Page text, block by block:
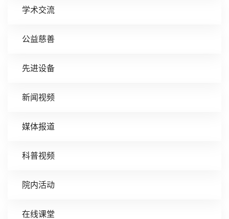
学术交流
公益慈善
先进设备
新闻视频
媒体报道
科普视频
院内活动
在线课堂